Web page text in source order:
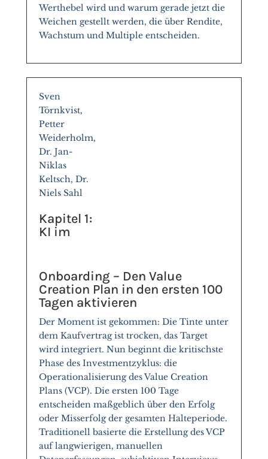
Werthebel wird und warum gerade jetzt die
Weichen gestellt werden, die über Rendite,
Wachstum und Multiple entscheiden.
Sven
Törnkvist,
Petter
Weiderholm,
Dr. Jan-
Niklas
Keltsch, Dr.
Niels Sahl
Kapitel 1:
KI im
Onboarding – Den Value
Creation Plan in den ersten 100
Tagen aktivieren
Der Moment ist gekommen: Die Tinte unter
dem Kaufvertrag ist trocken, das Target
wird integriert. Nun beginnt die kritischste
Phase des Investmentzyklus: die
Operationalisierung des Value Creation
Plans (VCP). Die ersten 100 Tage
entscheiden maßgeblich über den Erfolg
oder Misserfolg der gesamten Halteperiode.
Traditionell basierte die Erstellung des VCP
auf langwierigen, manuellen